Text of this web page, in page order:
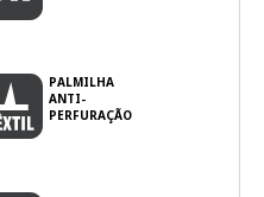
PALMILHA
ANTI-
PERFURAÇÃO